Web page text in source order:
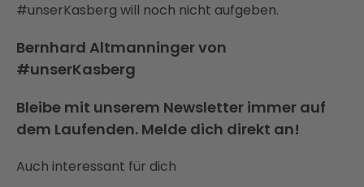
#unserKasberg will noch nicht aufgeben.
Bernhard Altmanninger von
#unserKasberg
Bleibe mit unserem Newsletter immer auf
dem Laufenden. Melde dich direkt an!
Auch interessant für dich